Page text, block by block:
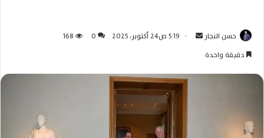
حسن النجار 5:19 ص24 أكتوبر، 2025 0
168
دقيقة واحدة